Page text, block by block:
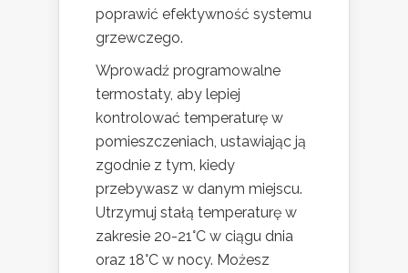
poprawić efektywność systemu
grzewczego.
Wprowadź programowalne
termostaty, aby lepiej
kontrolować temperaturę w
pomieszczeniach, ustawiając ją
zgodnie z tym, kiedy
przebywasz w danym miejscu.
Utrzymuj stałą temperaturę w
zakresie 20-21°C w ciągu dnia
oraz 18°C w nocy. Możesz